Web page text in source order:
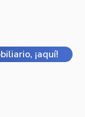
¡aquí!